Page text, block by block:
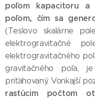
poľom kapacitoru a
poľom, čím sa
(Teslovo skalárne
elektrogravitačné
elektrogravitačného
gravitačného poľa,
priťahovaný. Vonkajší
rastúcim počtom